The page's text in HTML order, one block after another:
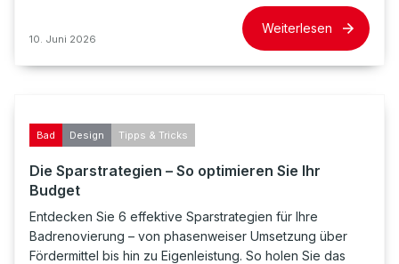
10. Juni 2026
Weiterlesen
Bad Design Tipps & Tricks
Die Sparstrategien – So optimieren Sie Ihr
Budget
Entdecken Sie 6 effektive Sparstrategien für Ihre
Badrenovierung – von phasenweiser Umsetzung über
Fördermittel bis hin zu Eigenleistung. So holen Sie das